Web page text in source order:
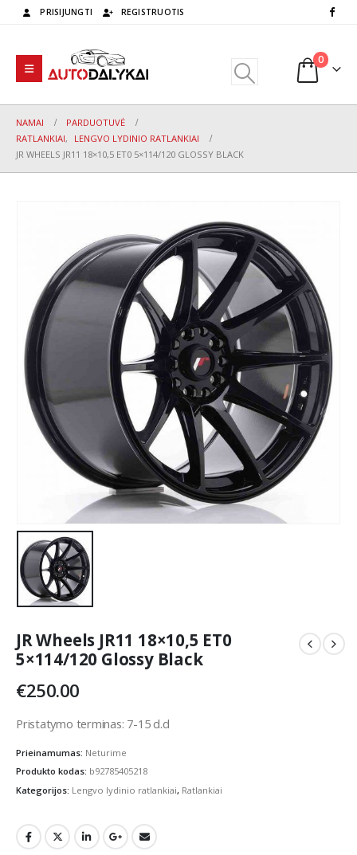
PRISIJUNGTI REGISTRUOTIS
0
NAMAI
PARDUOTUVĖ
RATLANKIAI,
LENGVO LYDINIO RATLANKIAI
JR WHEELS JR11 18×10,5 ET0 5×114/120 GLOSSY BLACK
JR Wheels JR11 18×10,5 ET0
5×114/120 Glossy Black
€250.00
Pristatymo terminas: 7-15 d.d
Prieinamumas: Neturime
Produkto kodas: b92785405218
Kategorijos: Lengvo lydinio ratlankiai, Ratlankiai